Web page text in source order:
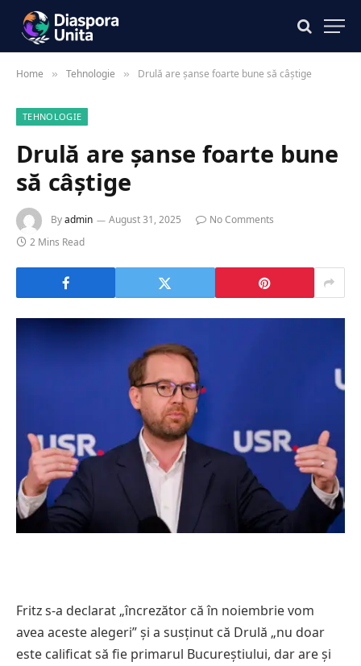
Home » Tehnologie » Drulă are șanse foarte bune să câștige
TEHNOLOGIE
Drulă are șanse foarte bune
să câștige
Byadmin August 31, 2025
No Comments
2 Mins Read
Fritz s-a declarat „încrezător că în noiembrie vom
avea aceste alegeri” și a susținut că Drulă „nu doar
este calificat să fie primarul Bucureștiului, dar are și